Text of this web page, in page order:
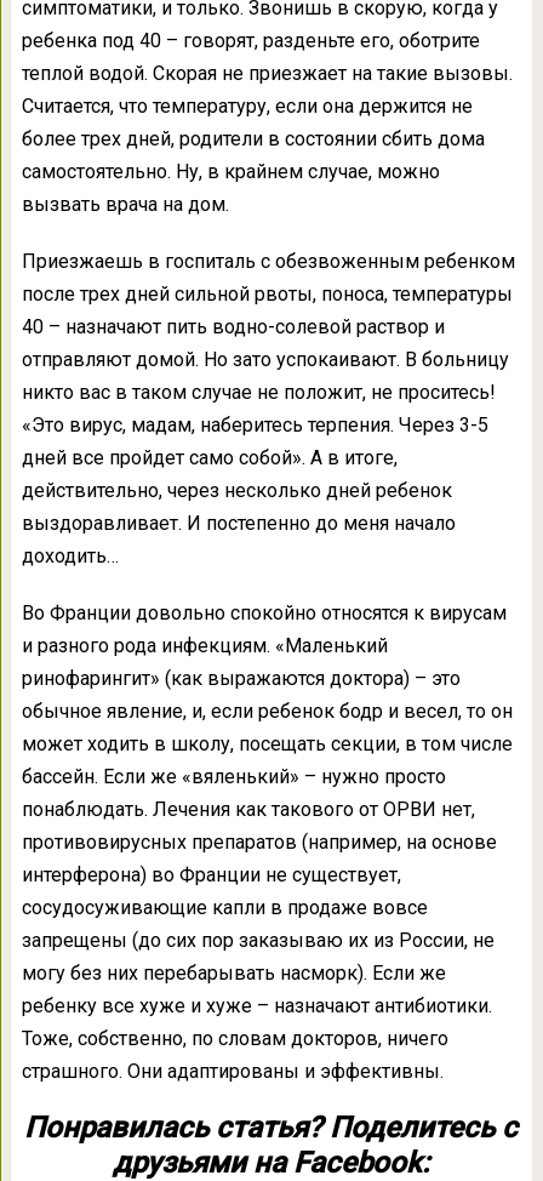
симптоматики, и только. Звонишь в скорую, когда у
ребенка под 40 – говорят, разденьте его, оботрите
теплой водой. Скорая не приезжает на такие вызовы.
Считается, что температуру, если она держится не
более трех дней, родители в состоянии сбить дома
самостоятельно. Ну, в крайнем случае, можно
вызвать врача на дом.
Приезжаешь в госпиталь с обезвоженным ребенком
после трех дней сильной рвоты, поноса, температуры
40 – назначают пить водно-солевой раствор и
отправляют домой. Но зато успокаивают. В больницу
никто вас в таком случае не положит, не проситесь!
«Это вирус, мадам, наберитесь терпения. Через 3-5
дней все пройдет само собой». А в итоге,
действительно, через несколько дней ребенок
выздоравливает. И постепенно до меня начало
доходить…
Во Франции довольно спокойно относятся к вирусам
и разного рода инфекциям. «Маленький
ринофарингит» (как выражаются доктора) – это
обычное явление, и, если ребенок бодр и весел, то он
может ходить в школу, посещать секции, в том числе
бассейн. Если же «вяленький» – нужно просто
понаблюдать. Лечения как такового от ОРВИ нет,
противовирусных препаратов (например, на основе
интерферона) во Франции не существует,
сосудосуживающие капли в продаже вовсе
запрещены (до сих пор заказываю их из России, не
могу без них перебарывать насморк). Если же
ребенку все хуже и хуже – назначают антибиотики.
Тоже, собственно, по словам докторов, ничего
страшного. Они адаптированы и эффективны.
Понравилась статья? Поделитесь с
друзьями на Facebook: